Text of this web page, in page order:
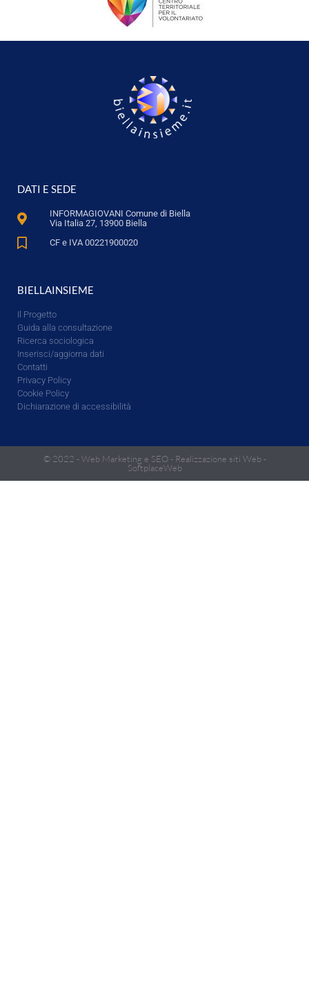
DATI E SEDE
INFORMAGIOVANI Comune di Biella
Via Italia 27, 13900 Biella
CF e IVA 00221900020
BIELLAINSIEME
Il Progetto
Guida alla consultazione
Ricerca sociologica
Inserisci/aggiorna dati
Contatti
Privacy Policy
Cookie Policy
Dichiarazione di accessibilità
© 2022 -Web Marketing e SEO- Realizzazione siti Web-
SoftplaceWeb